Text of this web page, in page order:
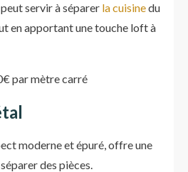
servir à séparer la cuisinedu
en apportant une touche loft à
par mètre carré
moderne et épuré, offre une
des pièces.